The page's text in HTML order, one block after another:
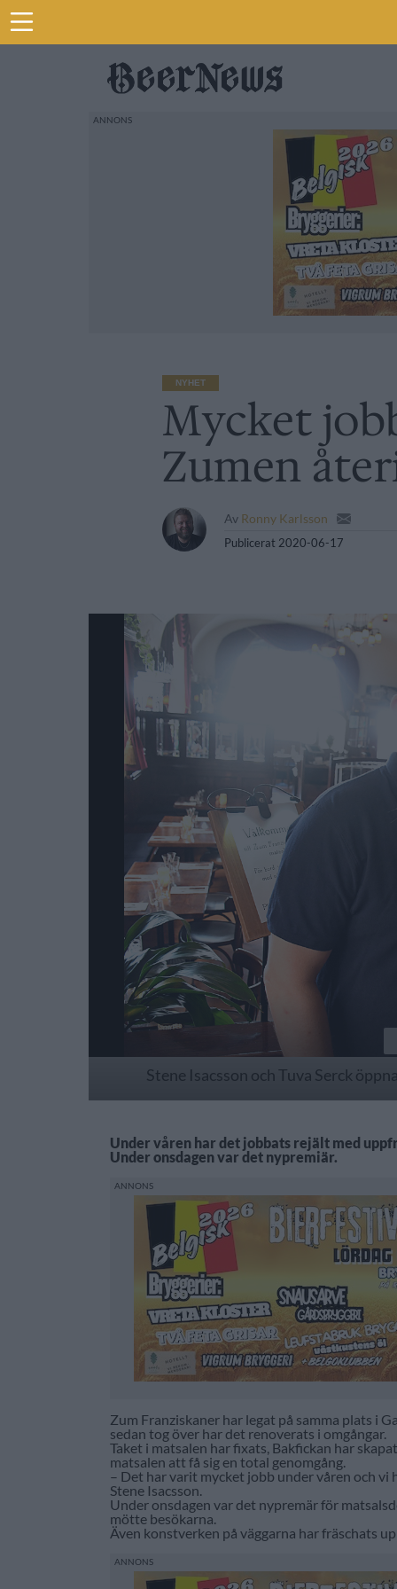
NYHET
Mycket
Zumen
Av Ronny Karlsson
Publicerat 2020-06-17
Stene Isacsson och Tuva Serck
Under våren har det jobbats rejält med
Under onsdagen var det nypremiär.
Zum Franziskaner har legat på samma plats i
sedan tog över har det renoverats i omgångar.
Taket i matsalen har fixats, Bakfickan har
matsalen att få sig en total genomgång.
– Det har varit mycket jobb under våren och vi
Stene Isacsson.
Under onsdagen var det nypremär för
mötte besökarna.
Även konstverken på väggarna har fräschats